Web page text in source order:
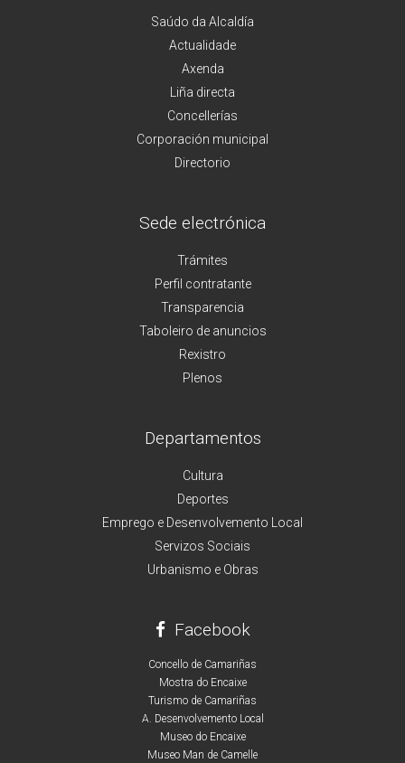
Saúdo da Alcaldía
Actualidade
Axenda
Liña directa
Concellerías
Corporación municipal
Directorio
Sede electrónica
Trámites
Perfil contratante
Transparencia
Taboleiro de anuncios
Rexistro
Plenos
Departamentos
Cultura
Deportes
Emprego e Desenvolvemento Local
Servizos Sociais
Urbanismo e Obras
Facebook
Concello de Camariñas
Mostra do Encaixe
Turismo de Camariñas
A. Desenvolvemento Local
Museo do Encaixe
Museo Man de Camelle